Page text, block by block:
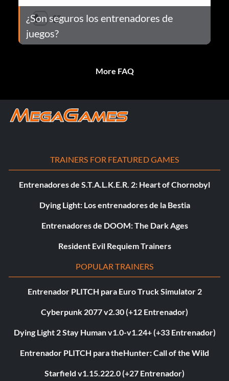
¿Son seguros los entrenadores de
juegos?
More FAQ
TRAINERS FOR FEATURED GAMES
Entrenadores de S.T.A.L.K.E.R. 2: Heart of Chornobyl
Dying Light: Los entrenadores de la Bestia
Entrenadores de DOOM: The Dark Ages
Resident Evil Requiem Trainers
POPULAR TRAINERS
Entrenador PLITCH para Euro Truck Simulator 2
Cyberpunk 2077 v2.30 (+12 Entrenador)
Dying Light 2 Stay Human v1.0-v1.24+ (+33 Entrenador)
Entrenador PLITCH para theHunter: Call of the Wild
Starfield v1.15.222.0 (+27 Entrenador)